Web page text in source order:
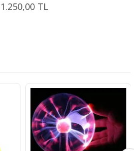
1.250,00 TL